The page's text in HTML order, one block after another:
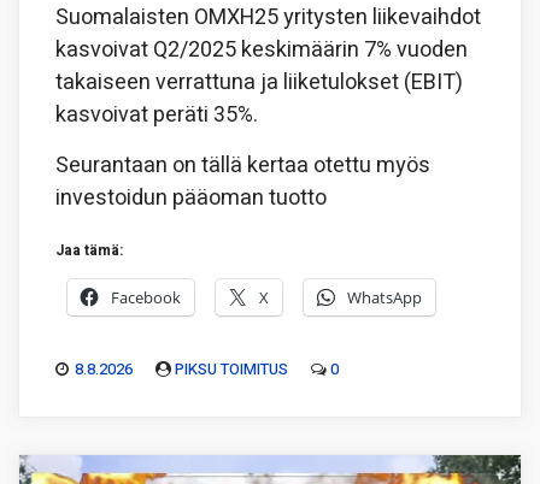
Suomalaisten OMXH25 yritysten liikevaihdot
kasvoivat Q2/2025 keskimäärin 7% vuoden
takaiseen verrattuna ja liiketulokset (EBIT)
kasvoivat peräti 35%.
Seurantaan on tällä kertaa otettu myös
investoidun pääoman tuotto
Jaa tämä:
Facebook X WhatsApp
8.8.2026 PIKSU TOIMITUS 0